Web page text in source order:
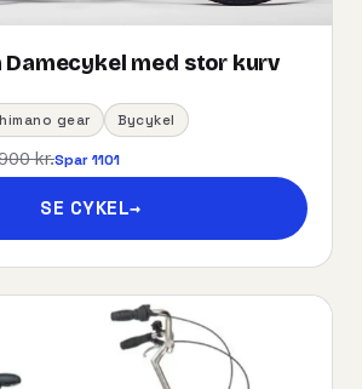
med stor kurv
gear Bycykel
kr.Spar 1101
SE CYKEL→